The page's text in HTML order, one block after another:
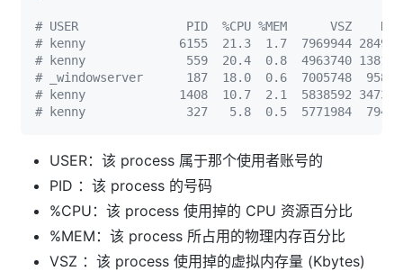
# USER               PID  %CPU %MEM      VSZ    RSS
# kenny             6155  21.3  1.7  7969944 284912
# kenny              559  20.4  0.8  4963740
# _windowserver      187  18.0  0.6  7005748
# kenny             1408  10.7  2.1  5838592 347348
# kenny              327   5.8  0.5  5771984  79452
USER：该 process 属于那个使用者账号的
PID ：该 process 的号码
%CPU：该 process 使用掉的 CPU 资源百分比
%MEM：该 process 所占用的物理内存百分比
VSZ ：该 process 使用掉的虚拟内存量 (Kbytes)